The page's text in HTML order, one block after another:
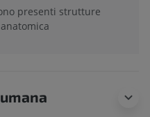
presenti strutture